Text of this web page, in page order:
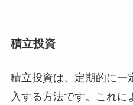
積立投資
積立投資は、定期的に一
入する方法です。これに